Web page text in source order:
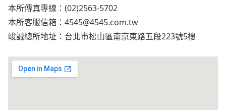
本所傳真專線：(02)2563-5702
本所客服信箱： 4545@4545.com.tw
峻誠總所地址：台北市松山區南京東路五段223號5樓